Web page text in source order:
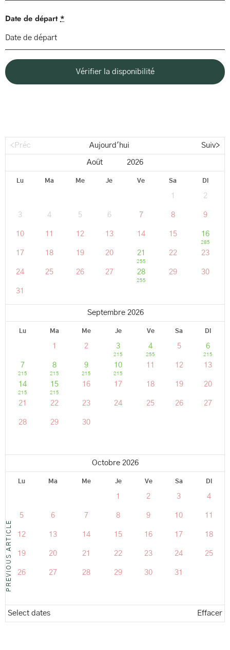
PREVIOUS ARTICLE
Date de départ*
<Préc Aujourd'hui Suiv>
Lu Ma Me Je Ve Sa Di
1 2
3 4 5 6 7 8 9
10 11 12 13 14 15 16
285
17 18 19 20 21
255
22 23
24 25 26 27 28
255
29 30
31
Septembre 2026
Lu Ma Me Je Ve Sa Di
1 2 3
215
4
255
5 6
215
7
215
8
215
9
215
10
215
11 12 13
14
215
15
215
16 17 18 19 20
21 22 23 24 25 26 27
28 29 30
Octobre 2026
Lu Ma Me Je Ve Sa Di
1 2 3 4
5 6 7 8 9 10 11
12 13 14 15 16 17 18
19 20 21 22 23 24 25
26 27 28 29 30 31
Select dates Effacer